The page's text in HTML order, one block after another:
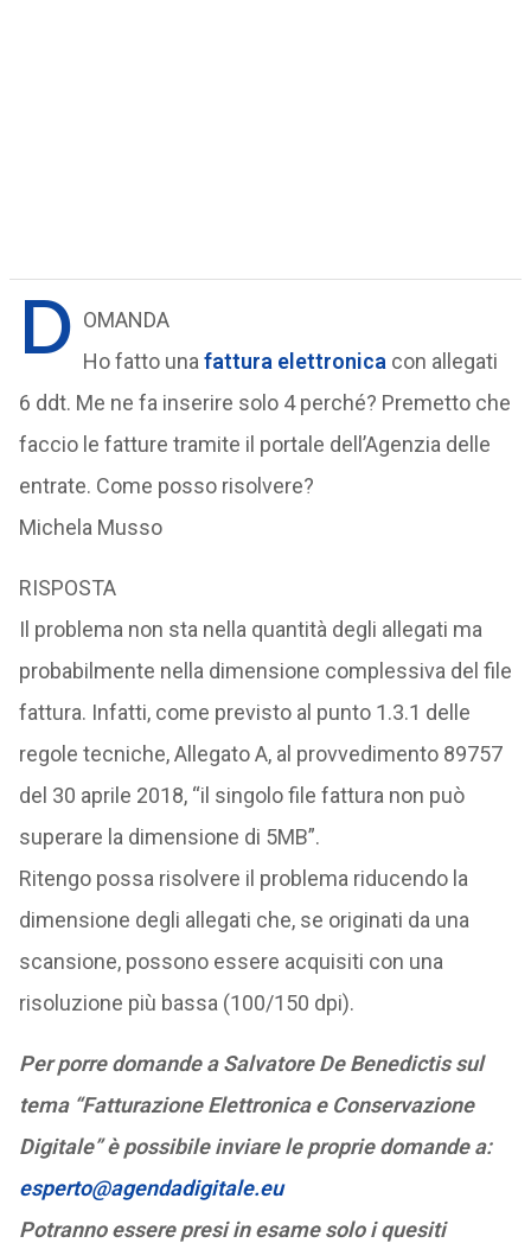
D OMANDA
Ho fatto una fattura elettronica con allegati
6 ddt. Me ne fa inserire solo 4 perché? Premetto che
faccio le fatture tramite il portale dell’Agenzia delle
entrate. Come posso risolvere?
Michela Musso
RISPOSTA
Il problema non sta nella quantità degli allegati ma
probabilmente nella dimensione complessiva del file
fattura. Infatti, come previsto al punto 1.3.1 delle
regole tecniche, Allegato A, al provvedimento 89757
del 30 aprile 2018, “il singolo file fattura non può
superare la dimensione di 5MB”.
Ritengo possa risolvere il problema riducendo la
dimensione degli allegati che, se originati da una
scansione, possono essere acquisiti con una
risoluzione più bassa (100/150 dpi).
Per porre domande a Salvatore De Benedictis sul
tema “Fatturazione Elettronica e Conservazione
Digitale” è possibile inviare le proprie domande a:
esperto@agendadigitale.eu
Potranno essere presi in esame solo i quesiti